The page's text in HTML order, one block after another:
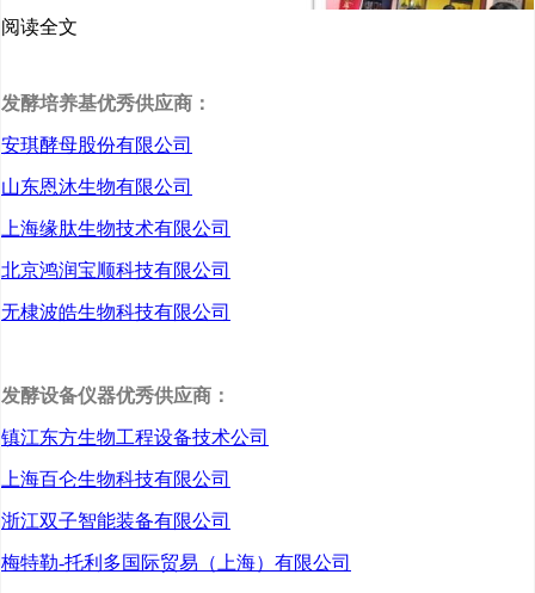
阅读全文
发酵培养基优秀供应商：
安琪酵母股份有限公司
山东恩沐生物有限公司
上海缘肽生物技术有限公司
北京鸿润宝顺科技有限公司
无棣波皓生物科技有限公司
发酵设备仪器优秀供应商：
镇江东方生物工程设备技术公司
上海百仑生物科技有限公司
浙江双子智能装备有限公司
梅特勒-托利多国际贸易（上海）有限公司